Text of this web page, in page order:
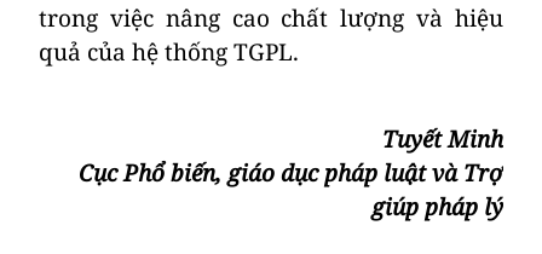
trong việc nâng cao chất lượng và hiệu
quả của hệ thống TGPL.
Tuyết Minh
Cục Phổ biến, giáo dục pháp luật và Trợ
giúp pháp lý